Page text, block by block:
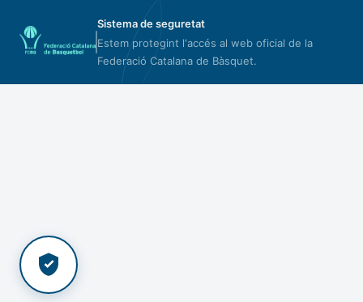
Sistema de seguretat
Estem protegint l'accés al web oficial de la
Federació Catalana de Bàsquet.